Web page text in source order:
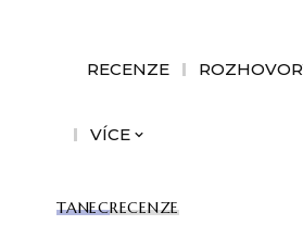
RECENZE
VÍCE
TANECRECENZE